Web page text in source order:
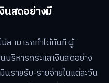
นสดอย่างมี
ม่สามารถทำได้ทันที ผู้
บริหารกระแสเงินสดอย่าง
รายรับ-รายจ่ายในแต่ละวัน